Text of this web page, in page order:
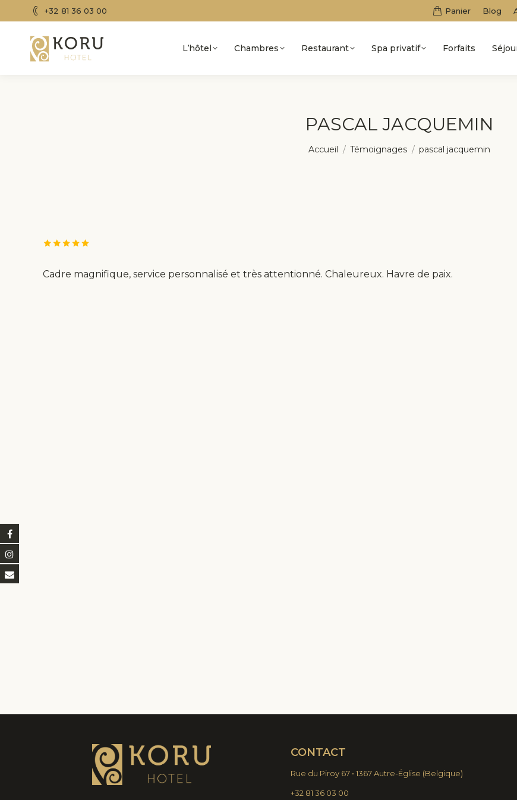
+32 81 36 03 00 Panier Blog
L’hôtel Chambres Restaurant Spa privatif Forfaits
PASCAL JACQUEMIN
Vous êtes ici :
Accueil Témoignages pascal jacquemin
Cadre magnifique, service personnalisé et très attentionné. Chaleureux. Havre de paix.
CONTACT
Rue du Piroy 67 • 1367 Autre-Église (Belgique)
+32 81 36 03 00